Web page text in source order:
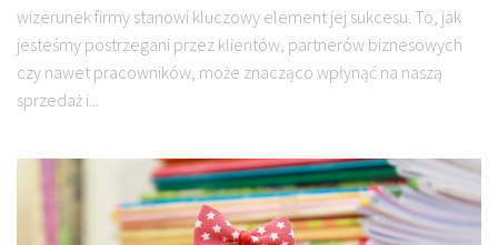
wizerunek firmy stanowi kluczowy element jej sukcesu. To, jak
jesteśmy postrzegani przez klientów, partnerów biznesowych
czy nawet pracowników, może znacząco wpłynąć na naszą
sprzedaż i...